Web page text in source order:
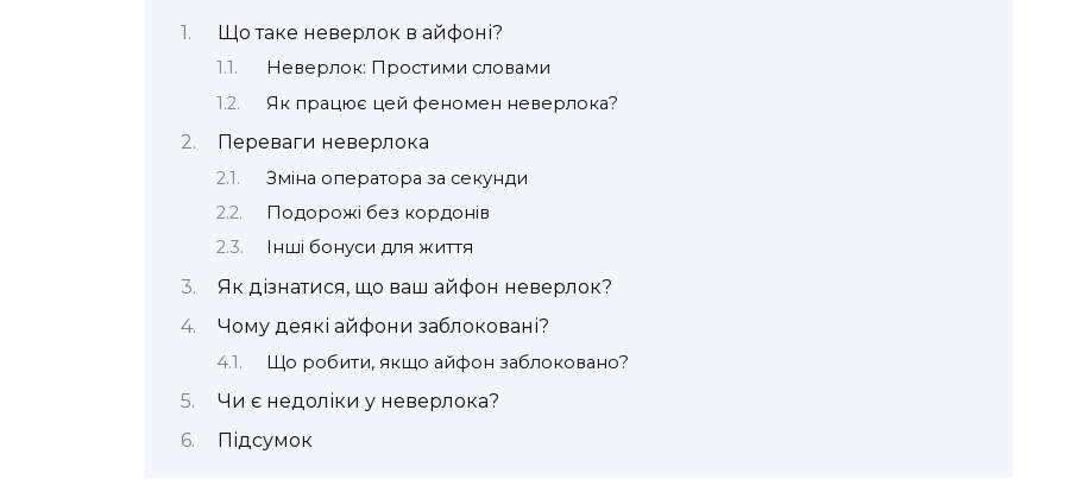
Що таке неверлок в айфоні?
Неверлок: Простими словами
Як працює цей феномен неверлока?
Переваги неверлока
Зміна оператора за секунди
Подорожі без кордонів
Інші бонуси для життя
Як дізнатися, що ваш айфон неверлок?
Чому деякі айфони заблоковані?
Що робити, якщо айфон заблоковано?
Чи є недоліки у неверлока?
Підсумок